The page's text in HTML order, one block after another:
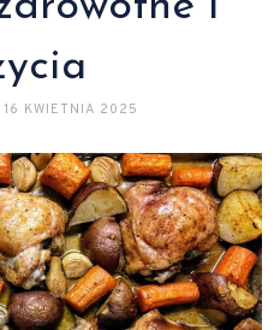
16 KWIETNIA 2025